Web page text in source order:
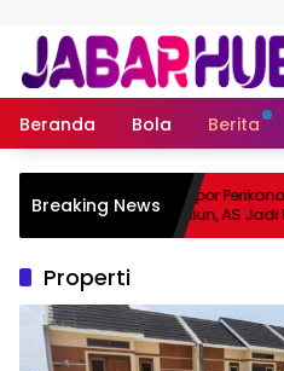
Beranda Bola Berita
Breaking NewsEkspor
Triliun, AS Jadi
Properti